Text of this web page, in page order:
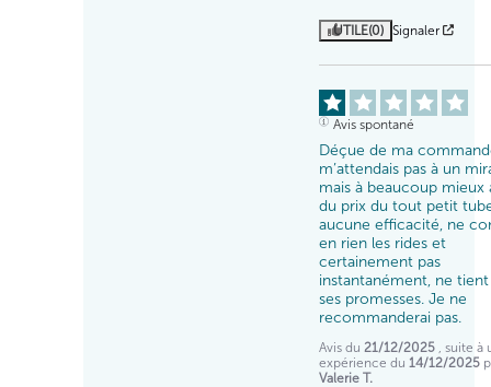
UTILE(0) Signaler
Avis spontané
Déçue de ma
m’attendais pas à un
mais à beaucoup mieux
du prix du tout petit
aucune efficacité, ne
en rien les rides et
certainement pas
instantanément, ne tient
ses promesses. Je ne
recommanderai pas.
Avis du 21/12/2025
, suite à
expérience du 14/12/2025
Valerie T.